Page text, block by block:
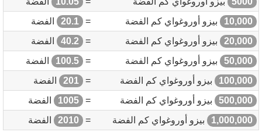
10,000
بيزو أوروغواي كم الفضة =
20.1
الفضة
20,000
بيزو أوروغواي كم الفضة =
40.2
الفضة
50,000
بيزو أوروغواي كم الفضة =
100.5
الفضة
100,000
بيزو أوروغواي كم الفضة =
201
الفضة
500,000
بيزو أوروغواي كم الفضة =
1005
الفضة
1,000,000
بيزو أوروغواي كم الفضة =
2010 الفضة